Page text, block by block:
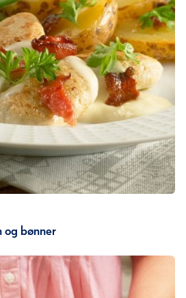
og bønner